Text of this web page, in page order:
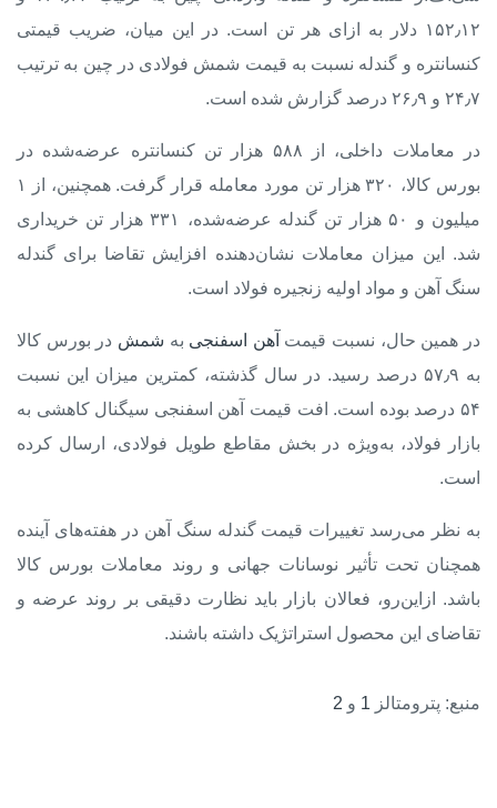
۱۵۲٫۱۲ دلار به ازای هر تن است. در این میان، ضریب قیمتی
کنسانتره و گندله نسبت به قیمت شمش فولادی در چین به ترتیب
۲۴٫۷ و ۲۶٫۹ درصد گزارش شده است.
در معاملات داخلی، از ۵۸۸ هزار تن کنسانتره عرضه‌شده در
بورس کالا، ۳۲۰ هزار تن مورد معامله قرار گرفت. همچنین، از ۱
میلیون و ۵۰ هزار تن گندله عرضه‌شده، ۳۳۱ هزار تن خریداری
شد. این میزان معاملات نشان‌دهنده افزایش تقاضا برای گندله
سنگ آهن و مواد اولیه زنجیره فولاد است.
در همین حال، نسبت قیمت آهن اسفنجی به شمش در بورس کالا
به ۵۷٫۹ درصد رسید. در سال گذشته، کمترین میزان این نسبت
۵۴ درصد بوده است. افت قیمت آهن اسفنجی سیگنال کاهشی به
بازار فولاد، به‌ویژه در بخش مقاطع طویل فولادی، ارسال کرده
است.
به نظر می‌رسد تغییرات قیمت گندله سنگ آهن در هفته‌های آینده
همچنان تحت تأثیر نوسانات جهانی و روند معاملات بورس کالا
باشد. ازاین‌رو، فعالان بازار باید نظارت دقیقی بر روند عرضه و
تقاضای این محصول استراتژیک داشته باشند.
منبع: پترومتالز 1 و 2